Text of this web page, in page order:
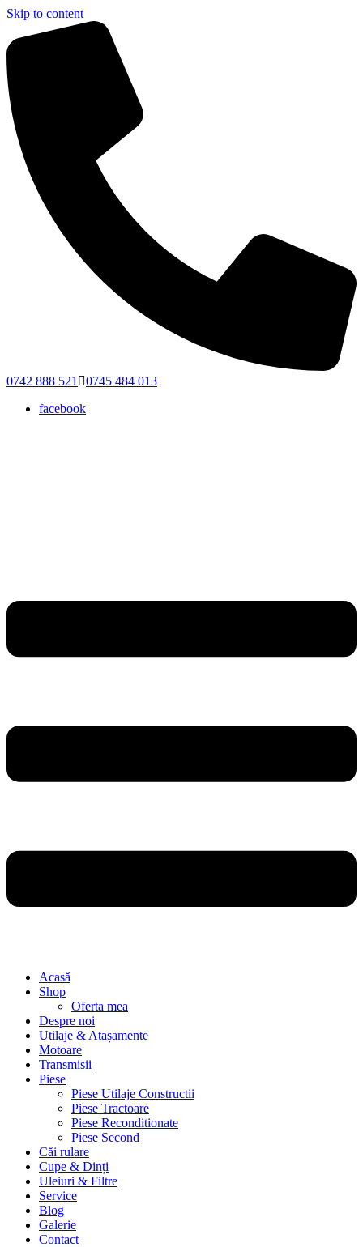
Skip to content
0742 888 521
0745 484 013
facebook
Acasă
Shop
Oferta mea
Despre noi
Utilaje & Atașamente
Motoare
Transmisii
Piese
Piese Utilaje Constructii
Piese Tractoare
Piese Reconditionate
Piese Second
Căi rulare
Cupe & Dinți
Uleiuri & Filtre
Service
Blog
Galerie
Contact